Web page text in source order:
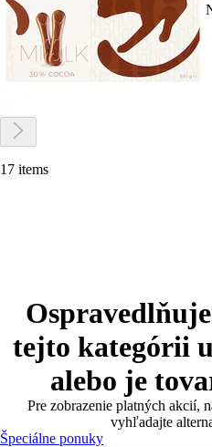
17 items
tejto kategórii
alebo je
Pre zobrazenie platných akcií,
vyhľadajte
Špeciálne ponuky